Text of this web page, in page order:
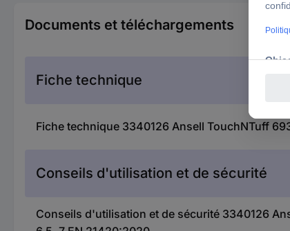
Documents et téléchargements
Fiche technique
Fiche technique 3340126 Ansell TouchNTuff
Conseils d'utilisation et de sécurité
Conseils d'utilisation et de sécurité 3340126